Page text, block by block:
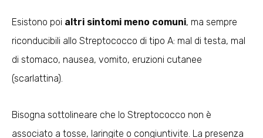
Esistono poi altri sintomi meno comuni, ma sempre
riconducibili allo Streptococco di tipo A: mal di testa, mal
di stomaco, nausea, vomito, eruzioni cutanee
(scarlattina).
Bisogna sottolineare che lo Streptococco non è
associato a tosse, laringite o congiuntivite. La presenza